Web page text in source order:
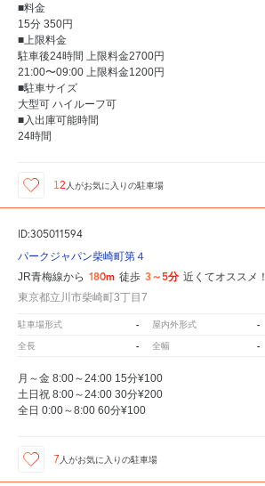
■料金
15分 350円
■上限料金
駐車後24時間 上限料金2700円
21:00〜09:00 上限料金1200円
■駐車サイズ
大型可 ハイルーフ可
■入出庫可能時間
24時間
12 人がお気に入りの駐車場
ID:305011594
パークジャパン柴崎町第４
JR青梅線から 180m 徒歩 3～5分 近くてオススメ！
東京都立川市柴崎町3丁目7
駐車場形式 - 屋内外形式 -
全長 - 全幅 -
月～金 8:00～24:00 15分¥100
土日祝 8:00～24:00 30分¥200
全日 0:00～8:00 60分¥100
7 人がお気に入りの駐車場